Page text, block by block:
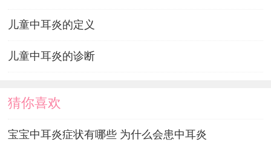
儿童中耳炎的定义
儿童中耳炎的诊断
猜你喜欢
宝宝中耳炎症状有哪些 为什么会患中耳炎